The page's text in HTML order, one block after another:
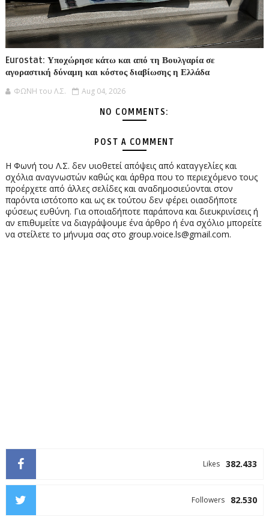
Eurostat: Υποχώρησε κάτω και από τη Βουλγαρία σε
αγοραστική δύναμη και κόστος διαβίωσης η Ελλάδα
ΦΩΝΗ του Λ.Σ. Aug 04, 2026
NO COMMENTS:
POST A COMMENT
Η Φωνή του Λ.Σ. δεν υιοθετεί απόψεις από καταγγελίες και
σχόλια αναγνωστών καθώς και άρθρα που το περιεχόμενο τους
προέρχετε από άλλες σελίδες και αναδημοσιεύονται στον
παρόντα ιστότοπο και ως εκ τούτου δεν φέρει οιασδήποτε
φύσεως ευθύνη. Για οποιαδήποτε παράπονα και διευκρινίσεις ή
αν επιθυμείτε να διαγράψουμε ένα άρθρο ή ένα σχόλιο μπορείτε
να στείλετε το μήνυμα σας στο group.voice.ls@gmail.com.
382.433
Likes
82.530
Followers